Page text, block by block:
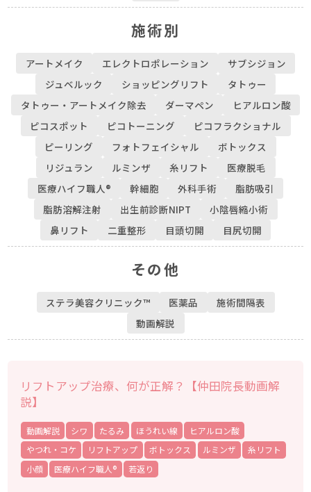
施術別
アートメイク エレクトロポレーション
サブシジョン
ジュベルック
ショッピングリフト
タトゥー
タトゥー・アートメイク除去
ダーマペン
ヒアルロン酸
ピコスポット
ピコトーニング
ピコフラクショナル
ピーリング
フォトフェイシャル
ボトックス
リジュラン
ルミンザ 糸リフト
医療脱毛
医療ハイフ職人®
幹細胞 外科手術
脂肪吸引
脂肪溶解注射
出生前診断NIPT
小陰唇縮小術
鼻リフト
二重整形 目頭切開 目尻切開
その他
ステラ美容クリニック™︎ 医薬品
施術間隔表
動画解説
リフトアップ治療、何が正解？【仲田院長動画解
説】
動画解説 シワ たるみ ほうれい線
ヒアルロン酸
やつれ・コケ
リフトアップ ボトックス ルミンザ
糸リフト
小顔
医療ハイフ職人® 若返り